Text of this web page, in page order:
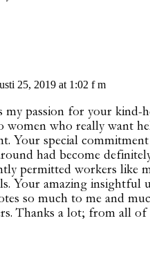
25, 2019 at 1:02 f m
my passion for your kind-
women who really want
Your special
had become
permitted workers like
Your amazing insightful
so much to me and
Thanks a lot; from all of